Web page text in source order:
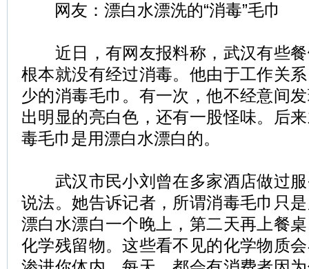
网友：漂白水漂洗的“消毒”毛巾
近日，有网友报料称，武汉有些餐
根本就没有经过消毒。他由于工作关
少的消毒毛巾。有一次，他不经意间
出明显的亮白色，还有一股怪味。后
毒毛巾是用漂白水漂白的。
武汉市民小刘曾在多家酒店做过服
说法。她告诉记者，所谓消毒毛巾只
漂白水漂白一个晚上，第二天再上餐
化学残留物。这些看不见的化学物质